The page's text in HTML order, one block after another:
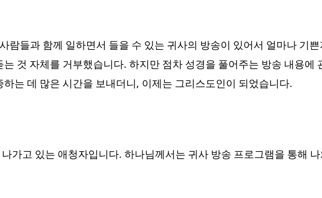
람들과 함께 일하면서 들을 수 있는 귀사의 방송이 있어서 얼마나 기
것 자체를 거부했습니다. 하지만 점차 성경을 풀어주는 방송 내용에
는 데 많은 시간을 보내더니, 이제는 그리스도인이 되었습니다.
가고 있는 애청자입니다. 하나님께서는 귀사 방송 프로그램을 통해